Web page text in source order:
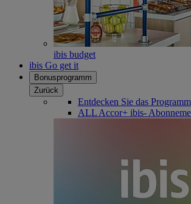
ibis budget
ibis Go get it
Bonusprogramm
Zurück
Entdecken Sie das Programm
ALL Accor+ ibis-